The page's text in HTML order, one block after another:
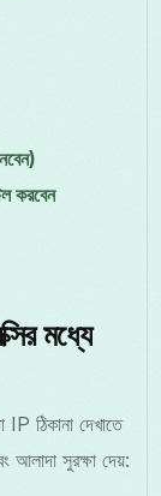
করবেন
মধ্যে
ঠিকানা দেখাতে
আলাদা সুরক্ষা দেয়: